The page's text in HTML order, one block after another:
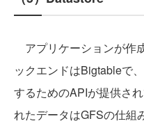
アプリケーションが作
ックエンドはBigtableで
するためのAPIが提供さ
れたデータはGFSの仕組